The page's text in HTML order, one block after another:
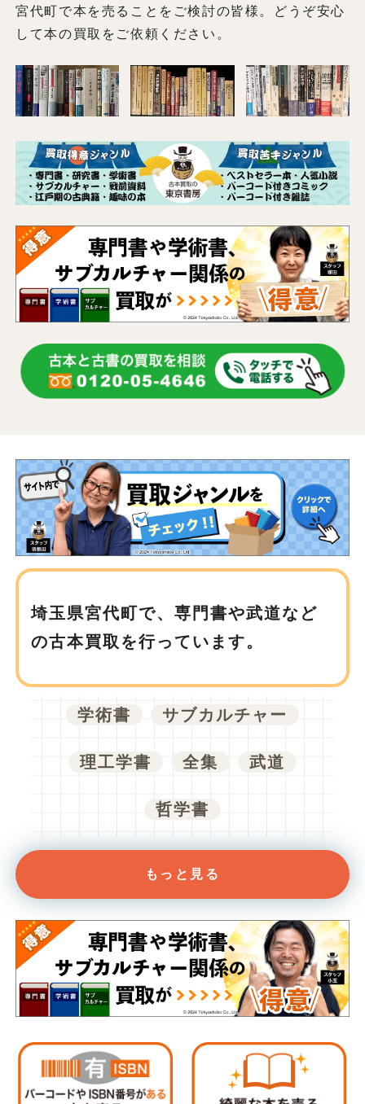
宮代町で本を売ることをご検討の皆様。どうぞ安心
して本の買取をご依頼ください。
埼玉県宮代町で、専門書や武道など
の古本買取を行っています。
学術書 サブカルチャー
理工学書 全集 武道
哲学書
もっと見る